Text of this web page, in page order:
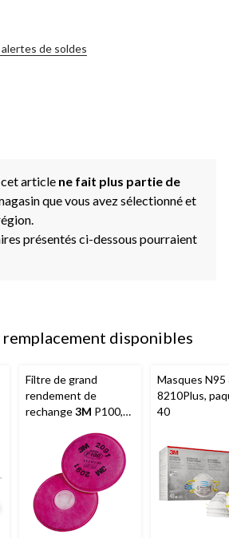
de soldes
article ne fait plus partie de
que vous avez sélectionné et
présentés ci-dessous pourraient
disponibles
Filtre de grand
rendement de
rechange3M P100,
Masques N95
8210Plus,
40